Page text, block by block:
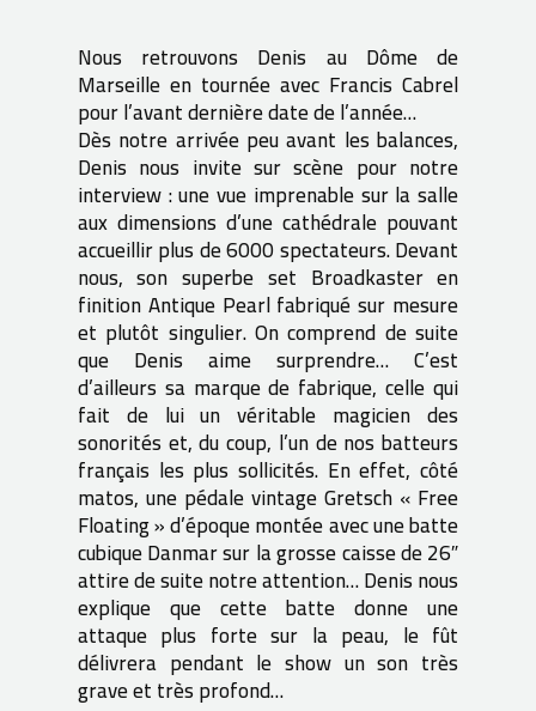
Nous retrouvons Denis au Dôme de
Marseille en tournée avec Francis Cabrel
pour l’avant dernière date de l’année…
Dès notre arrivée peu avant les balances,
Denis nous invite sur scène pour notre
interview : une vue imprenable sur la salle
aux dimensions d’une cathédrale pouvant
accueillir plus de 6000 spectateurs. Devant
nous, son superbe set Broadkaster en
finition Antique Pearl fabriqué sur mesure
et plutôt singulier. On comprend de suite
que Denis aime surprendre… C’est
d’ailleurs sa marque de fabrique, celle qui
fait de lui un véritable magicien des
sonorités et, du coup, l’un de nos batteurs
français les plus sollicités. En effet, côté
matos, une pédale vintage Gretsch « Free
Floating » d’époque montée avec une batte
cubique Danmar sur la grosse caisse de 26″
attire de suite notre attention… Denis nous
explique que cette batte donne une
attaque plus forte sur la peau, le fût
délivrera pendant le show un son très
grave et très profond…